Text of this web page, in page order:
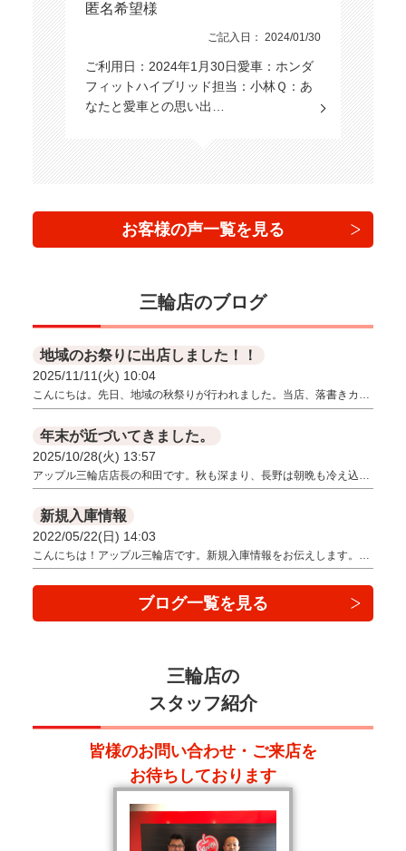
匿名希望様
ご記入日： 2024/01/30
ご利用日：2024年1月30日愛車：ホンダ
フィットハイブリッド担当：小林Ｑ：あ
なたと愛車との思い出…
お客様の声一覧を見る
三輪店のブログ
地域のお祭りに出店しました！！
2025/11/11(火) 10:04
こんにちは。先日、地域の秋祭りが行われました。当店、落書きカ…
年末が近づいてきました。
2025/10/28(火) 13:57
アップル三輪店店長の和田です。秋も深まり、長野は朝晩も冷え込…
新規入庫情報
2022/05/22(日) 14:03
こんにちは！アップル三輪店です。新規入庫情報をお伝えします。…
ブログ一覧を見る
三輪店の
スタッフ紹介
皆様のお問い合わせ・ご来店を
お待ちしております